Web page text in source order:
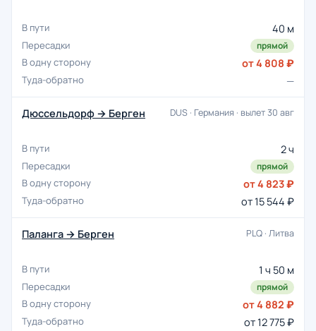
40 м
прямой
от 4 808 ₽
—
Дюссельдорф → Берген DUS · Германия · вылет 30 авг
2 ч
прямой
от 4 823 ₽
от 15 544 ₽
Паланга → Берген PLQ · Литва
1 ч 50 м
прямой
от 4 882 ₽
от 12 775 ₽